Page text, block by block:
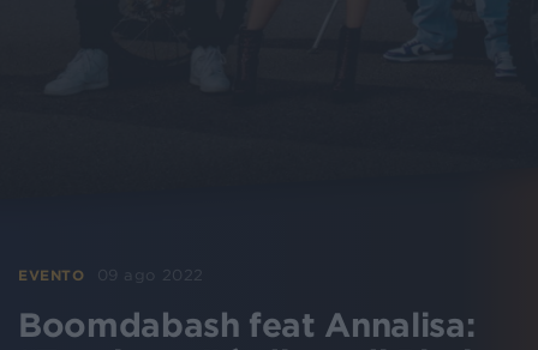
EVENTO 09 ago 2022
Boomdabash feat Annalisa: